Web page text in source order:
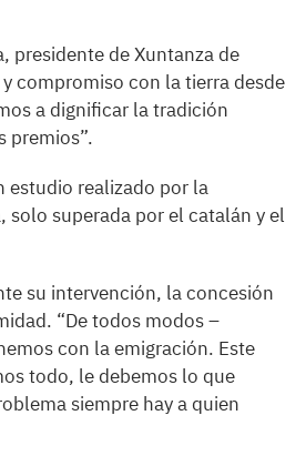
presidente de Xuntanza de
compromiso con la tierra desde
a dignificar la tradición
premios”.
estudio realizado por la
solo superada por el catalán y el
su intervención, la concesión
“De todos modos –
con la emigración. Este
todo, le debemos lo que
siempre hay a quien